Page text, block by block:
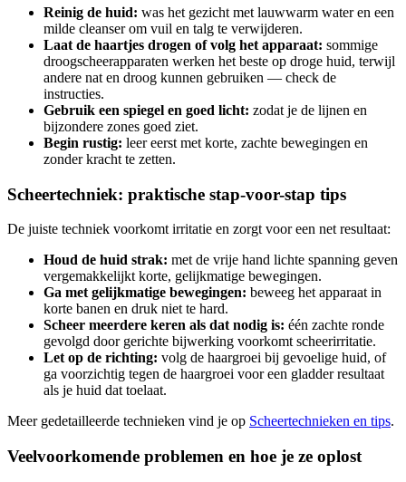
Reinig de huid: was het gezicht met lauwwarm water en een
milde cleanser om vuil en talg te verwijderen.
Laat de haartjes drogen of volg het apparaat: sommige
droogscheerapparaten werken het beste op droge huid, terwijl
andere nat en droog kunnen gebruiken — check de
instructies.
Gebruik een spiegel en goed licht: zodat je de lijnen en
bijzondere zones goed ziet.
Begin rustig: leer eerst met korte, zachte bewegingen en
zonder kracht te zetten.
Scheertechniek: praktische stap-voor-stap tips
De juiste techniek voorkomt irritatie en zorgt voor een net resultaat:
Houd de huid strak: met de vrije hand lichte spanning geven
vergemakkelijkt korte, gelijkmatige bewegingen.
Ga met gelijkmatige bewegingen: beweeg het apparaat in
korte banen en druk niet te hard.
Scheer meerdere keren als dat nodig is: één zachte ronde
gevolgd door gerichte bijwerking voorkomt scheerirritatie.
Let op de richting: volg de haargroei bij gevoelige huid, of
ga voorzichtig tegen de haargroei voor een gladder resultaat
als je huid dat toelaat.
Meer gedetailleerde technieken vind je op Scheertechnieken en tips.
Veelvoorkomende problemen en hoe je ze oplost